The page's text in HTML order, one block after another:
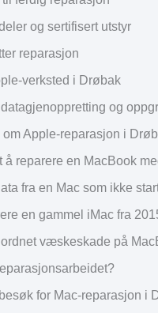
og sertifisert utstyr
reparasjon
verksted i Drøbak
og
Apple-reparasjon i
å reparere en MacBook
fra en Mac som ikke
en gammel iMac fra
ordnet væskeskade på
for Mac-reparasjon i